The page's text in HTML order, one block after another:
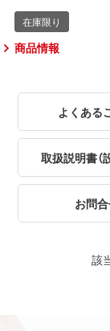
商品情報
よくある
取扱説明書（
お問
該